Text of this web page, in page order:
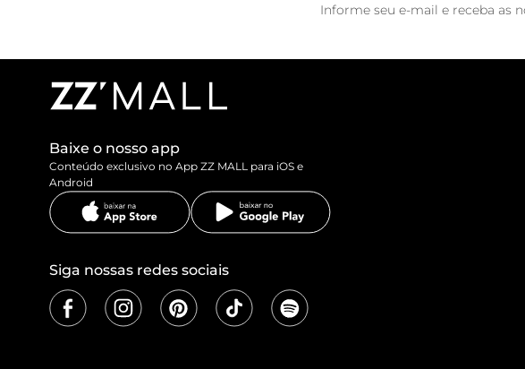
Informe seu e-mail e receba as
Baixe o nosso app
Conteúdo exclusivo no App ZZ MALL para iOS e
Android
Siga nossas redes sociais